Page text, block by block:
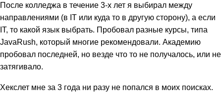
После колледжа в течение 3-х лет я выбирал между
направлениями (в IT или куда то в другую сторону), а если
IT, то какой язык выбрать. Пробовал разные курсы, типа
JavaRush, который многие рекомендовали. Академию
пробовал последней, но везде что то не получалось, или не
затягивало.
Хекслет мне за 3 года ни разу не попался в моих поисках.